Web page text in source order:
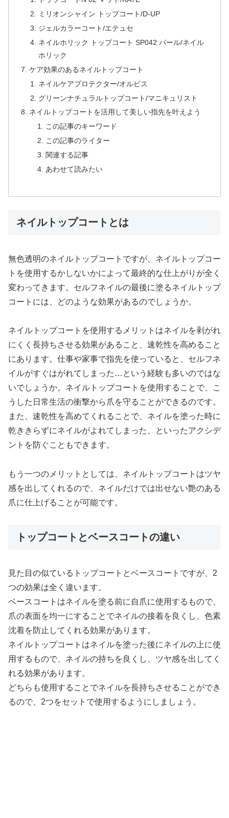
ミリオンシャイン トップコート/D-UP
ジェルカラーコート/エテュセ
ネイルホリック トップコート SP042 パール/ネイル
ホリック
ケア効果のあるネイルトップコート
ネイルケアプロテクター/オルビス
グリーンナチュラルトップコート/マニキュリスト
ネイルトップコートを活用して美しい指先を叶えよう
この記事のキーワード
この記事のライター
関連する記事
あわせて読みたい
ネイルトップコートとは
無色透明のネイルトップコートですが、ネイルトップコー
トを使用するかしないかによって最終的な仕上がりが全く
変わってきます。セルフネイルの最後に塗るネイルトップ
コートには、どのような効果があるのでしょうか。
ネイルトップコートを使用するメリットはネイルを剥がれ
にくく長持ちさせる効果があること、速乾性を高めること
にあります。仕事や家事で指先を使っていると、セルフネ
イルがすぐはがれてしまった…という経験も多いのではな
いでしょうか。ネイルトップコートを使用することで、こ
うした日常生活の衝撃から爪を守ることができるのです。
また、速乾性を高めてくれることで、ネイルを塗った時に
乾ききらずにネイルがよれてしまった、といったアクシデ
ントを防ぐこともできます。
もう一つのメリットとしては、ネイルトップコートはツヤ
感を出してくれるので、ネイルだけでは出せない艶のある
爪に仕上げることが可能です。
トップコートとベースコートの違い
見た目の似ているトップコートとベースコートですが、2
つの効果は全く違います。
ベースコートはネイルを塗る前に自爪に使用するもので、
爪の表面を均一にすることでネイルの接着を良くし、色素
沈着を防止してくれる効果があります。
ネイルトップコートはネイルを塗った後にネイルの上に使
用するもので、ネイルの持ちを良くし、ツヤ感を出してく
れる効果があります。
どちらも使用することでネイルを長持ちさせることができ
るので、2つをセットで使用するようにしましょう。